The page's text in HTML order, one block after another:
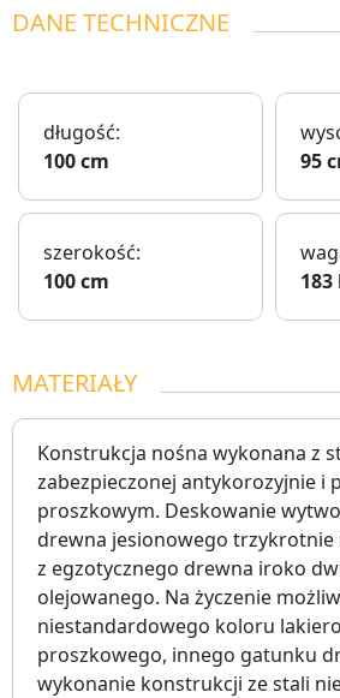
DANE TECHNICZNE
długość:
100 cm
95
szerokość:
100 cm
183
MATERIAŁY
Konstrukcja nośna wykonana z
zabezpieczonej antykorozyjnie i
proszkowym. Deskowanie
drewna jesionowego trzykrotnie
z egzotycznego drewna iroko
olejowanego. Na życzenie
niestandardowego koloru
proszkowego, innego gatunku
wykonanie konstrukcji ze stali